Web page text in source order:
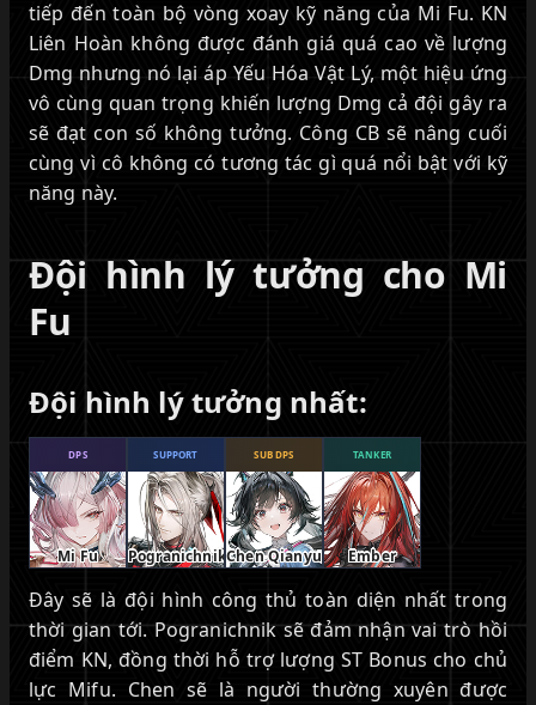
tiếp đến toàn bộ vòng xoay kỹ năng của Mi Fu. KN
Liên Hoàn không được đánh giá quá cao về lượng
Dmg nhưng nó lại áp Yếu Hóa Vật Lý, một hiệu ứng
vô cùng quan trọng khiến lượng Dmg cả đội gây ra
sẽ đạt con số không tưởng. Công CB sẽ nâng cuối
cùng vì cô không có tương tác gì quá nổi bật với kỹ
năng này.
Đội hình lý tưởng cho Mi
Fu
Đội hình lý tưởng nhất:
DPS
Mi Fu
SUPPORT
Pogranichnik
SUB DPS
Chen Qianyu
TANKER
Ember
Đây sẽ là đội hình công thủ toàn diện nhất trong
thời gian tới. Pogranichnik sẽ đảm nhận vai trò hồi
điểm KN, đồng thời hỗ trợ lượng ST Bonus cho chủ
lực Mifu. Chen sẽ là người thường xuyên được